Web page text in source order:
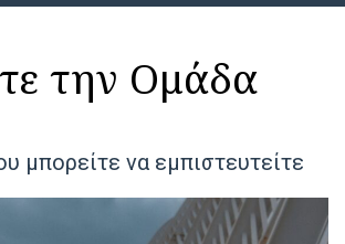
την Ομάδα
μπορείτε να εμπιστευτείτε